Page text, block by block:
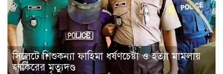
সিলেটে শিশুকন্যা ফাহিমা ধর্ষণচেষ্টা ও হত্যা মামলায়
জাকিরের মৃত্যুদণ্ড